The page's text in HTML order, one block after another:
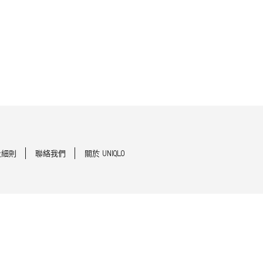
則 聯絡我們 關於 UNIQLO